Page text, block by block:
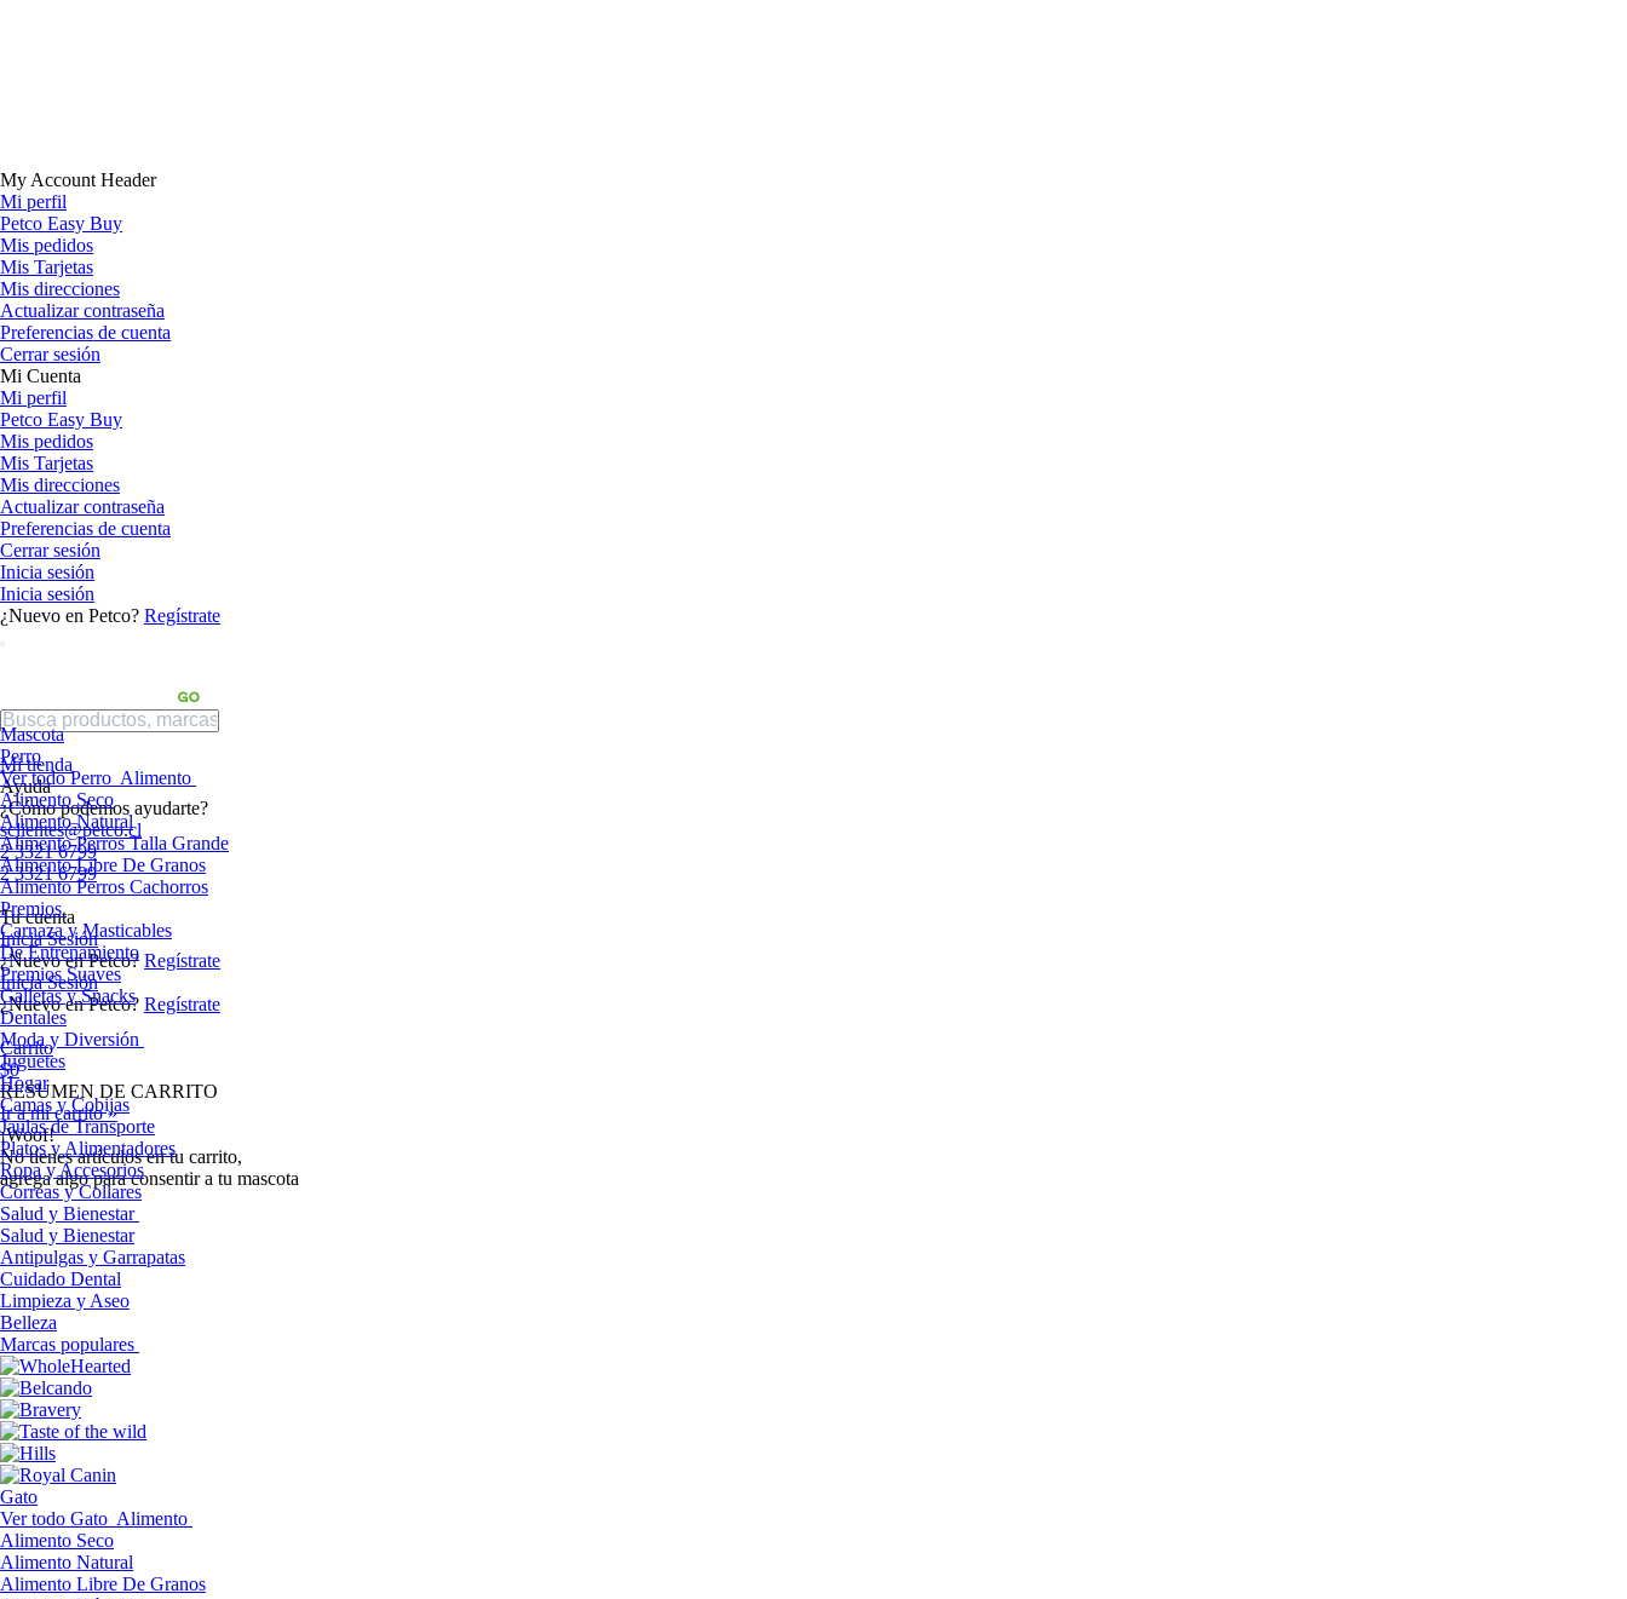
My Account Header
Mi perfil
Petco Easy Buy
Mis pedidos
Mis Tarjetas
Mis direcciones
Actualizar contraseña
Preferencias de cuenta
Cerrar sesión
Mi Cuenta
Mi perfil
Petco Easy Buy
Mis pedidos
Mis Tarjetas
Mis direcciones
Actualizar contraseña
Preferencias de cuenta
Cerrar sesión
Inicia sesión
Inicia sesión
¿Nuevo en Petco? Regístrate
Mi tienda
Ayuda
¿Cómo podemos ayudarte?
sclientes@petco.cl
2 3321 6799
2 3321 6799
Tu cuenta
Inicia Sesión
¿Nuevo en Petco? Regístrate
Inicia Sesión
¿Nuevo en Petco? Regístrate
Carrito
$0
RESUMEN DE CARRITO
Ir a mi carrito »
¡Woof!
No tíenes artículos en tu carrito,
agrega algo para consentir a tu mascota
Mascota
Perro
Ver todo Perro Alimento
Alimento Seco
Alimento Natural
Alimento Perros Talla Grande
Alimento Libre De Granos
Alimento Perros Cachorros
Premios
Carnaza y Masticables
De Entrenamiento
Premios Suaves
Galletas y Snacks
Dentales
Moda y Diversión
Juguetes
Hogar
Camas y Cobijas
Jaulas de Transporte
Platos y Alimentadores
Ropa y Accesorios
Correas y Collares
Salud y Bienestar
Salud y Bienestar
Antipulgas y Garrapatas
Cuidado Dental
Limpieza y Aseo
Belleza
Marcas populares
Gato
Ver todo Gato Alimento
Alimento Seco
Alimento Natural
Alimento Libre De Granos